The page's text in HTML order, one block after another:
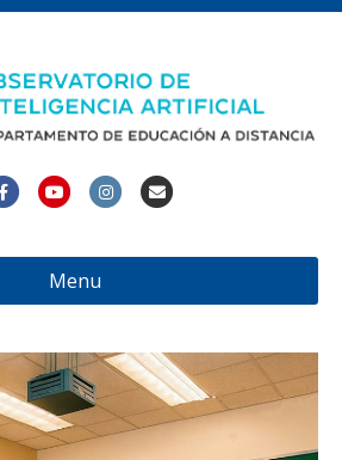
FacebookYoutubeInstagramEmail
Menu